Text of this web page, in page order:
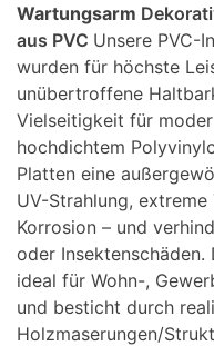
Wartungsarm
aus PVC Unsere PVC-
wurden für höchste
unübertroffene
Vielseitigkeit für
hochdichtem
Platten eine
UV-Strahlung,
Korrosion – und
oder
ideal für Wohn-,
und besticht durch
Holzmaserungen/